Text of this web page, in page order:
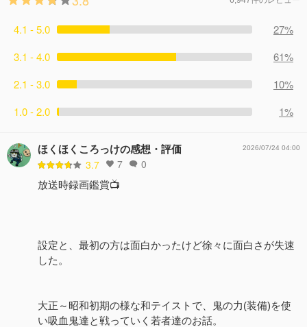
4.1 - 5.0
27%
3.1 - 4.0
61%
2.1 - 3.0
10%
1.0 - 2.0
1%
ほくほくころっけの感想・評価
3.7 7 0
2026/07/24 04:00
放送時録画鑑賞📺
設定と、最初の方は面白かったけど徐々に面白さが失速
した。
大正～昭和初期の様な和テイストで、鬼の力(装備)を使
い吸血鬼達と戦っていく若者達のお話。